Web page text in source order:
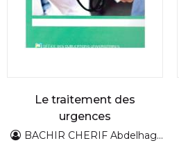
Le traitement des
urgences
hypertensives
BACHIR CHERIF Abdelhaghani